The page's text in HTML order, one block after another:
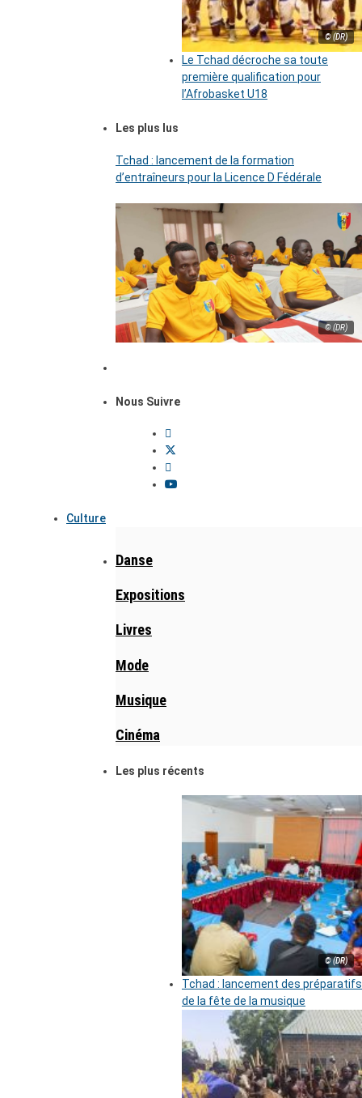
© (DR)
Le Tchad décroche sa toute
première qualification pour
l’Afrobasket U18
Les plus lus
Tchad : lancement de la formation
d’entraîneurs pour la Licence D Fédérale
© (DR)
Nous Suivre
Culture
Danse
Expositions
Livres
Mode
Musique
Cinéma
Les plus récents
© (DR)
Tchad : lancement des préparatifs
de la fête de la musique